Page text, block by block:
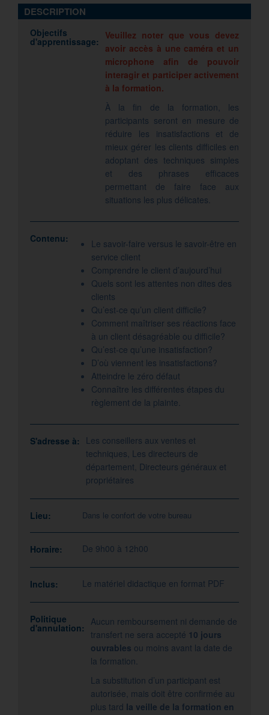
DESCRIPTION
Objectifs
d'apprentissage:
Veuillez noter que vous devez
avoir accès à une caméra et un
microphone afin de pouvoir
interagir et participer activement
à la formation.
À la fin de la formation, les
participants seront en mesure de
réduire les insatisfactions et de
mieux gérer les clients difficiles en
adoptant des techniques simples
et des phrases efficaces
permettant de faire face aux
situations les plus délicates.
Contenu:
Le savoir-faire versus le savoir-être en
service client
Comprendre le client d’aujourd’hui
Quels sont les attentes non dites des
clients
Qu’est-ce qu’un client difficile?
Comment maîtriser ses réactions face
à un client désagréable ou difficile?
Qu’est-ce qu’une insatisfaction?
D’où viennent les insatisfactions?
Atteindre le zéro défaut
Connaître les différentes étapes du
règlement de la plainte.
S'adresse à:
Les conseillers aux ventes et
techniques, Les directeurs de
département, Directeurs généraux et
propriétaires
Lieu: Dans le confort de votre bureau
Horaire: De 9h00 à 12h00
Inclus: Le matériel didactique en format PDF
Politique
d'annulation:
Aucun remboursement ni demande de
transfert ne sera accepté 10 jours
ouvrables ou moins avant la date de
la formation.
La substitution d’un participant est
autorisée, mais doit être confirmée au
plus tard la veille de la formation en